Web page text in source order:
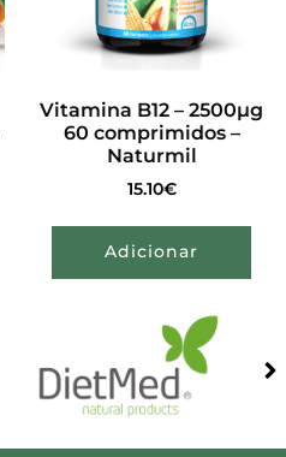
Vitamina B12 – 2500µg
60 comprimidos –
Naturmil
15.10€
Adicionar